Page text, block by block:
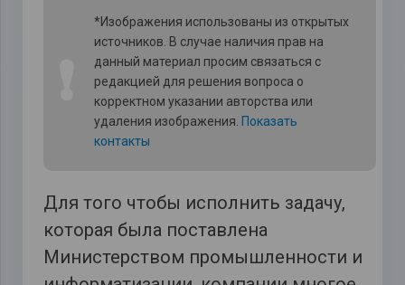
*Изображения использованы из открытых
источников. В случае наличия прав на
данный материал просим связаться с
редакцией для решения вопроса о
корректном указании авторства или
удаления изображения. Показать
контакты
Для того чтобы исполнить задачу,
которая была поставлена
Министерством промышленности и